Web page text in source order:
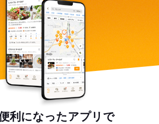
利になったアプリで